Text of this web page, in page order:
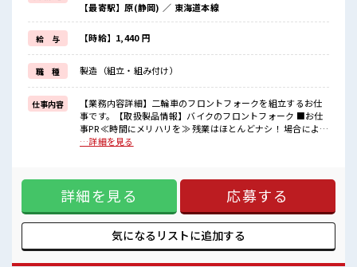
制服があるので、
毎日の服装の悩み解消♪
≪未経験でも活躍できる≫
新しいことにチャレンジするのは不安だけど、
しっかり働く環境が整っています！
イチからスキルUP・ステップUP目指していきましょう！
≪収入アップを目指せる≫
高時給だらけの派遣のお仕事です！
■職場の雰囲気
キバツ過ぎなければ髪色・髪型は自由！
高収入もバッチリ目指せますよ！
【最寄駅】原(静岡) ／ 東海道本線
給 与 【時給】1,440 円
職 種 製造（組立・組み付け）
仕事内容
【業務内容詳細】二輪車のフロントフォークを組立するお仕
事です。【取扱製品情報】バイクのフロントフォーク ■お仕
事PR ≪時間にメリハリを≫ 残業はほとんどナシ！ 場合によっ
てはお願いすることもあります♪ ≪髪型自由≫ 基本的に髪色
未経験でも活躍できる≫ 新しいことにチャレンジするのは不
安だけど、 しっかり働く環境が整っています！ イチからスキ
ルUP・ステップUP目指していきましょう！ ≪収入アップを
目指せる≫ 高時給だらけの派遣のお仕事です！ ■職場の雰囲
気 キバツ過ぎなければ髪色・髪型は自由！ あなたの個性を大
事にできます♪ 残業はほとんどありません！ 高収入もバッチ
…詳細を見る
詳細を見る 応募する
気になるリストに追加する